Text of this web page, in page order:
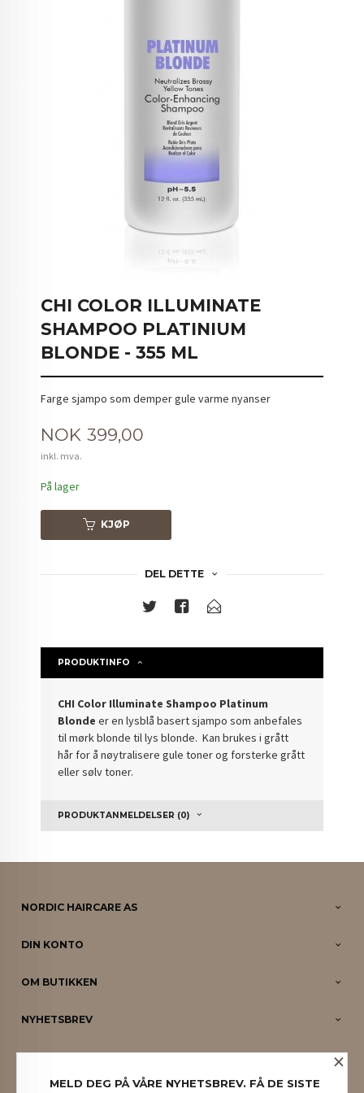
CHI COLOR ILLUMINATE
SHAMPOO PLATINIUM
BLONDE - 355 ML
Farge sjampo som demper gule varme nyanser
Pris
NOK 399,00
inkl. mva.
På lager
KJØP
DEL DETTE
PRODUKTINFO
CHI Color Illuminate Shampoo Platinum
Blondeer en lysblå basert sjampo som anbefales
til mørk blonde til lys blonde. Kan brukes i grått
hår for å nøytralisere gule toner og forsterke grått
eller sølv toner.
PRODUKTANMELDELSER (0)
NORDIC HAIRCARE AS
DIN KONTO
OM BUTIKKEN
NYHETSBREV
PARTNERE ×
MELD DEG PÅ VÅRE NYHETSBREV. FÅ DE SISTE